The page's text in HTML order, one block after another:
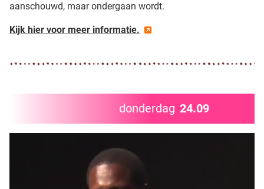
aanschouwd, maar ondergaan wordt.
Kijk hier voor meer informatie.
donderdag 24.09